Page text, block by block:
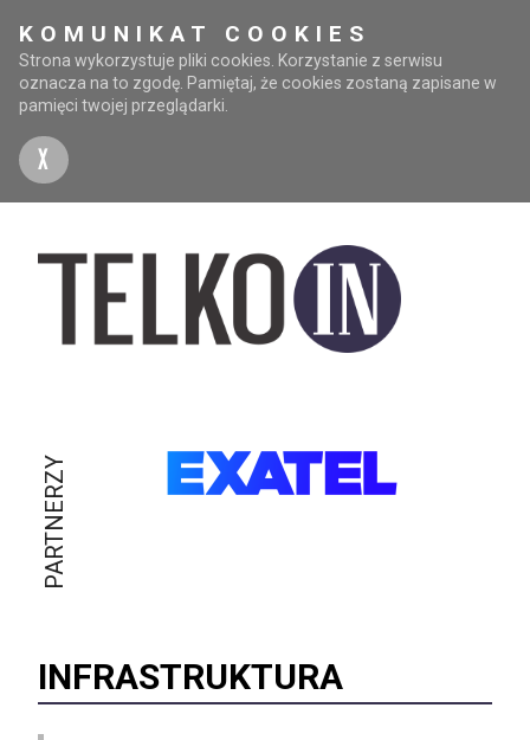
KOMUNIKAT COOKIES
Strona wykorzystuje pliki cookies. Korzystanie z serwisu
oznacza na to zgodę. Pamiętaj, że cookies zostaną zapisane w
pamięci twojej przeglądarki.
X
PARTNERZY
INFRASTRUKTURA